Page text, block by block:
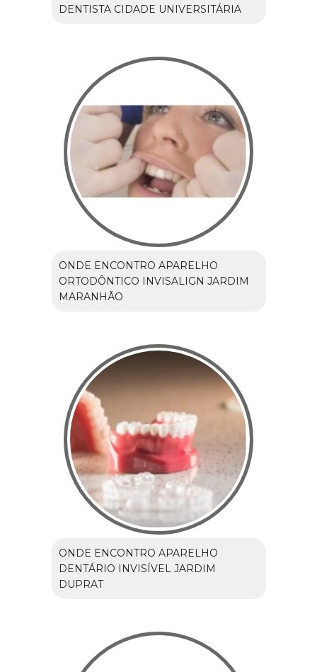
DENTISTA CIDADE UNIVERSITÁRIA
ONDE ENCONTRO APARELHO
ORTODÔNTICO INVISALIGN JARDIM
MARANHÃO
ONDE ENCONTRO APARELHO
DENTÁRIO INVISÍVEL JARDIM
DUPRAT